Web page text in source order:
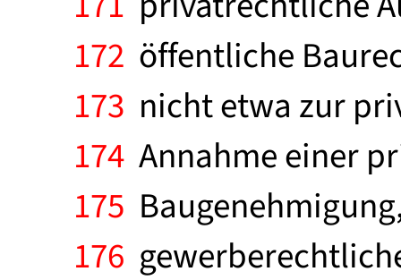
172 öffentliche
173 nicht etwa zur
174 Annahme einer
175
176